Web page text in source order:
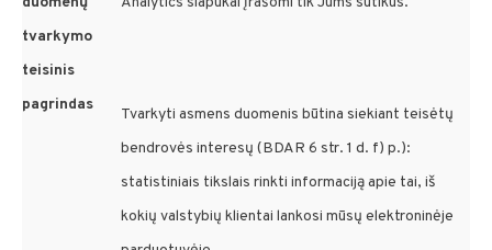
tvarkymo
teisinis
pagrindas
Tvarkyti asmens duomenis būtina siekiant teisėtų
bendrovės interesų (BDAR 6 str. 1 d. f) p.):
statistiniais tikslais rinkti informaciją apie tai, iš
kokių valstybių klientai lankosi mūsų elektroninėje